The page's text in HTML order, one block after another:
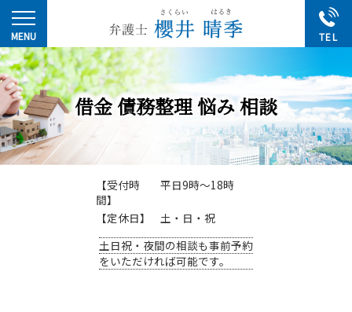
借金 債務整理 悩み 相談
【受付時
間】
平日9時～18時
【定休日】
土・日・祝
土日祝・夜間の相談も事前予約
をいただければ可能です。